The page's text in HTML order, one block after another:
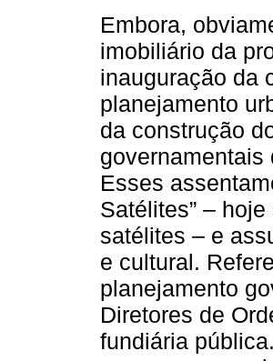
Embora,
imobiliário da
inauguração da
planejamento
da construção
governamentais
Esses
Satélites” –
satélites – e
e cultural.
planejamento
Diretores de
fundiária